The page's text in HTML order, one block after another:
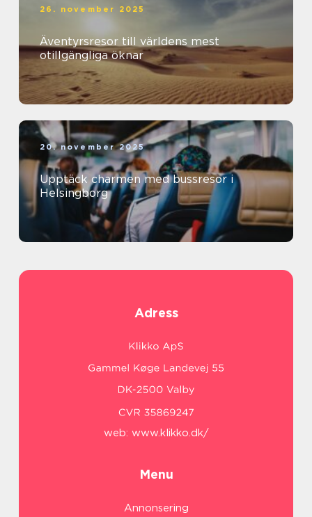
26. november 2025
Äventyrsresor till världens mest
otillgängliga öknar
20. november 2025
Upptäck charmen med bussresor i
Helsingborg
Adress
web: www.klikko.dk/
Menu
Annonsering